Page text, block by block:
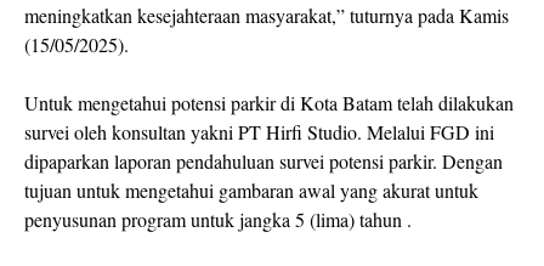
meningkatkan kesejahteraan masyarakat,” tuturnya pada Kamis
(15/05/2025).
Untuk mengetahui potensi parkir di Kota Batam telah dilakukan
survei oleh konsultan yakni PT Hirfi Studio. Melalui FGD ini
dipaparkan laporan pendahuluan survei potensi parkir. Dengan
tujuan untuk mengetahui gambaran awal yang akurat untuk
penyusunan program untuk jangka 5 (lima) tahun .